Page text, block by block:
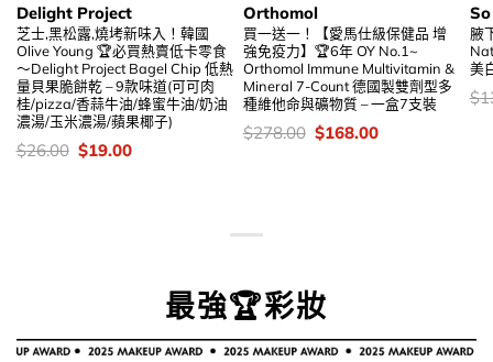
Delight Project
芝士,黑松露,燒㘼新味入！韓國
Olive Young 🏆必買熱賣低卡零食
～Delight Project Bagel Chip 低熱
量貝果脆餅乾 – 9款味道(可可肉
桂/pizza/香蒜牛油/蜂蜜牛油/奶油
濃湯/玉米濃湯/蘋果椰子)
價
錢：
$26.00 Original
price
$19.00Current
Orthomol
買一送一！【愛馬仕級保健品 增
強免疫力】🏆6年 OY No.1~
Orthomol Immune Multivitamin &
Mineral 7-Count 德國製雙劑型多
種維他命與礦物質 – 一盒7支裝
價
錢：
$278.00 Original
price
$168.00Current
腋
美
價
錢
$
最強🏆彩妝